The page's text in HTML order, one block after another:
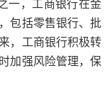
一，工商银行在金
包括零售银行、批
，工商银行积极转
加强风险管理，保